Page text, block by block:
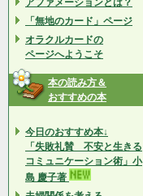
アファメーションとは？
「無地のカード」ページ
オラクルカードの
ページへようこそ
本の読み方＆
おすすめの本
今日のおすすめ本↓
「失敗礼賛 不安と生きる
コミュニケーション術」小
島 慶子著